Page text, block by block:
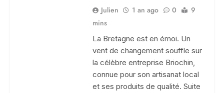
Julien 1 an ago 0
9
mins
La Bretagne est en émoi. Un
vent de changement souffle sur
la célèbre entreprise Briochin,
connue pour son artisanat local
et ses produits de qualité. Suite